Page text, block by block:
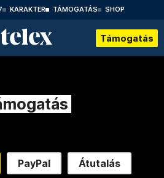
KARAKTER TÁMOGATÁS SHOP
Támogatás
PayPal Átutalás